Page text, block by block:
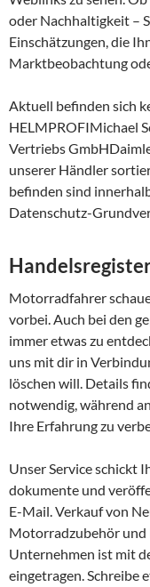
oder Nachhaltigkeit –
Einschätzungen, die
Marktbeobachtung
Aktuell befinden sich
HELMPROFIMichael
Vertriebs
unserer Händler
befinden sind
Datenschutz-
Motorradfahrer
vorbei. Auch bei den
immer etwas zu
uns mit dir in
löschen will. Details
notwendig, während
Ihre Erfahrung zu
Unser Service schickt
dokumente und
E-Mail. Verkauf von
Motorradzubehör
Unternehmen ist mit
eingetragen. Schreibe